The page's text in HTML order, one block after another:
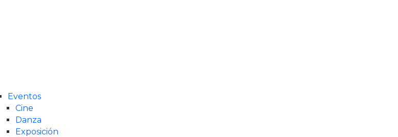
Eventos
Cine
Danza
Exposición